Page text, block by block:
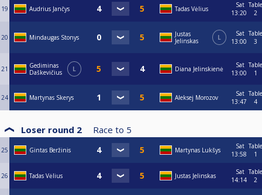
19 Audrius Jančys Tadas Vėlius
Sat
13:20
Table
2
20 Mindaugas Stonys
Justas
Jelinskas
L
Sat
13:00
Table
3
21
Gediminas
Daškevičius
L Diana Jelinskienė
Sat
13:00
Table
1
24 Martynas Skerys Aleksej Morozov
Sat
13:47
Table
4
Loser round 2 Race to 5
25 Gintas Beržinis Martynas Lukšys
Sat
13:58
Table
1
26 Tadas Vėlius Justas Jelinskas
Sat
14:14
Table
2